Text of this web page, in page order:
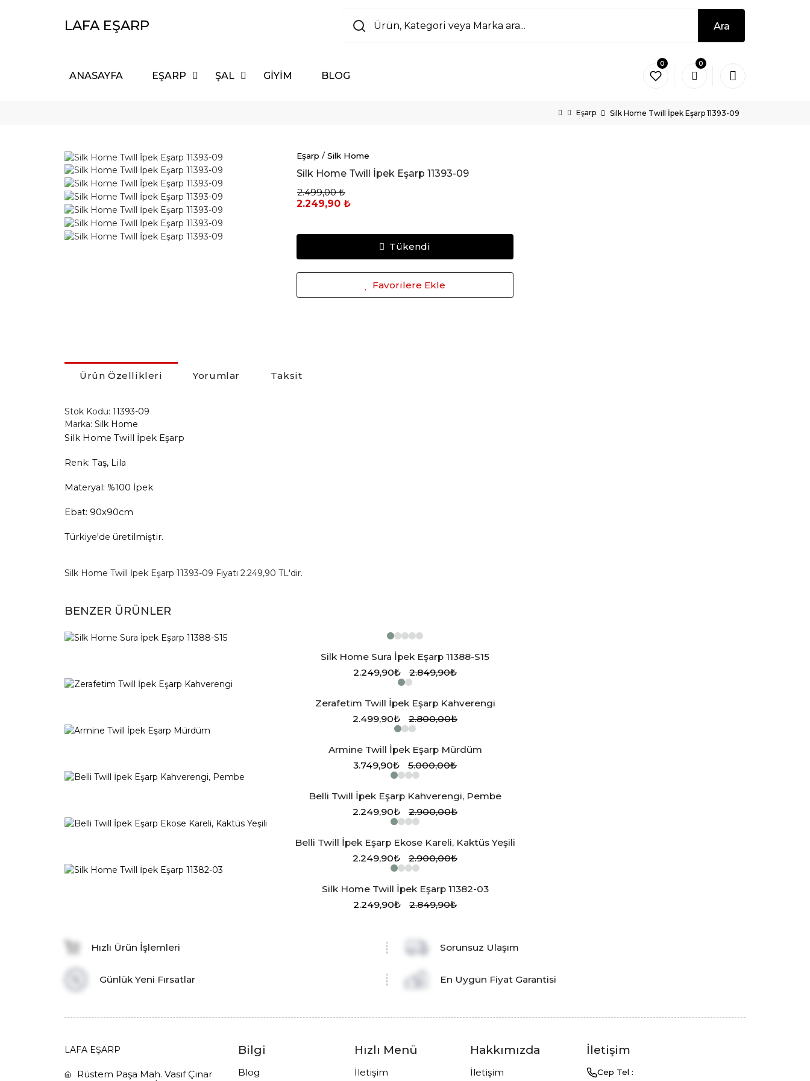
LAFA EŞARP Ara
ANASAYFA EŞARP ŞAL GİYİM BLOG
0 0
Eşarp Silk Home Twill İpek Eşarp 11393-09
Eşarp / Silk Home
Silk Home Twill İpek Eşarp 11393-09
2.499,00 ₺
2.249,90 ₺
Tükendi
Favorilere Ekle
Ürün Özellikleri Yorumlar Taksit
Stok Kodu: 11393-09
Marka: Silk Home
Silk Home Twill İpek Eşarp
Renk: Taş, Lila
Materyal: %100 İpek
Ebat: 90x90cm
Türkiye'de üretilmiştir.
Silk Home Twill İpek Eşarp 11393-09 Fiyatı 2.249,90 TL'dir.
BENZER ÜRÜNLER
Silk Home Sura İpek Eşarp 11388-S15
2.249,90₺
2.849,90₺
Zerafetim Twill İpek Eşarp Kahverengi
2.499,90₺
2.800,00₺
Armine Twill İpek Eşarp Mürdüm
3.749,90₺
5.000,00₺
Belli Twill İpek Eşarp Kahverengi, Pembe
2.249,90₺
2.900,00₺
Belli Twill İpek Eşarp Ekose Kareli, Kaktüs Yeşili
2.249,90₺
2.900,00₺
Silk Home Twill İpek Eşarp 11382-03
2.249,90₺
2.849,90₺
Hızlı Ürün İşlemleri Sorunsuz Ulaşım
Günlük Yeni Fırsatlar En Uygun Fiyat Garantisi
LAFA EŞARP
Rüstem Paşa Mah. Vasıf Çınar
Bilgi
Blog
Hızlı Menü
İletişim
Hakkımızda
İletişim
İletişim
Cep Tel :